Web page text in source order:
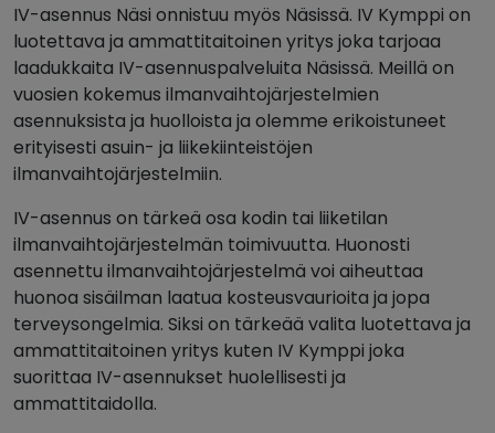
IV-asennus Näsi onnistuu myös Näsissä. IV Kymppi on
luotettava ja ammattitaitoinen yritys joka tarjoaa
laadukkaita IV-asennuspalveluita Näsissä. Meillä on
vuosien kokemus ilmanvaihtojärjestelmien
asennuksista ja huolloista ja olemme erikoistuneet
erityisesti asuin- ja liikekiinteistöjen
ilmanvaihtojärjestelmiin.
IV-asennus on tärkeä osa kodin tai liiketilan
ilmanvaihtojärjestelmän toimivuutta. Huonosti
asennettu ilmanvaihtojärjestelmä voi aiheuttaa
huonoa sisäilman laatua kosteusvaurioita ja jopa
terveysongelmia. Siksi on tärkeää valita luotettava ja
ammattitaitoinen yritys kuten IV Kymppi joka
suorittaa IV-asennukset huolellisesti ja
ammattitaidolla.